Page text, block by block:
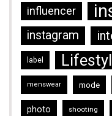
influencer
instagram
label
menswear mode
photo shooting